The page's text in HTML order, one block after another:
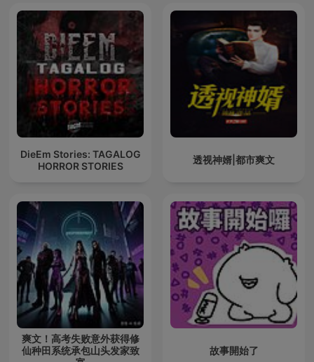
DieEm Stories: TAGALOG
HORROR STORIES
透视神婿|都市爽文
爽文！高考失败意外获得修
仙种田系统承包山头发家致
故事開始了